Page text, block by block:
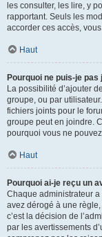
les consulter, les lire, y
rapportant. Seuls les
accorder ces accès,
Haut
Pourquoi ne puis-je
La possibilité d’ajouter
groupe, ou par
fichiers joints pour le
groupe peut en joindre.
pourquoi vous ne
Haut
Pourquoi ai-je reçu un
Chaque administrateur
avez dérogé à une
c’est la décision de
par les avertissements